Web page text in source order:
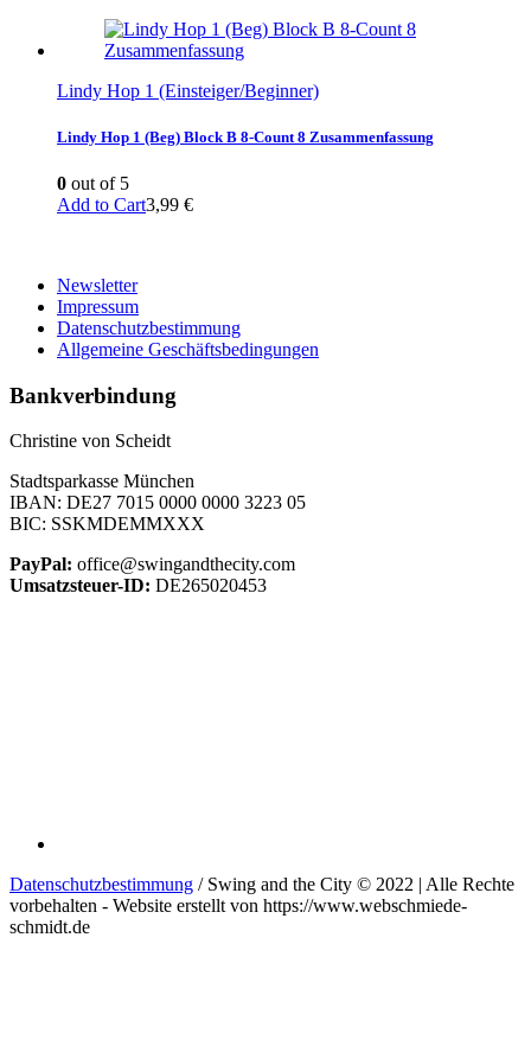
Lindy Hop 1 (Einsteiger/Beginner)
Lindy Hop 1 (Beg) Block B 8-Count 8 Zusammenfassung
0 out of 5
Add to Cart3,99 €
Newsletter
Impressum
Datenschutzbestimmung
Allgemeine Geschäftsbedingungen
Bankverbindung
Christine von Scheidt
Stadtsparkasse München
IBAN: DE27 7015 0000 0000 3223 05
BIC: SSKMDEMMXXX
PayPal: office@swingandthecity.com
Umsatzsteuer-ID: DE265020453
Datenschutzbestimmung / Swing and the City © 2022 | Alle Rechte
vorbehalten - Website erstellt von https://www.webschmiede-
schmidt.de